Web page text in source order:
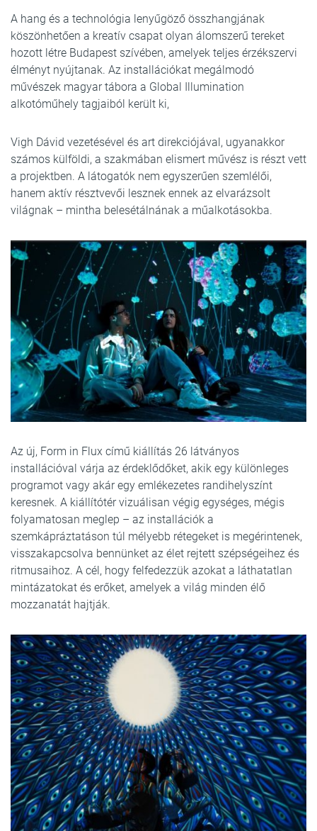
A hang és a technológia lenyűgöző összhangjának
köszönhetően a kreatív csapat olyan álomszerű tereket
hozott létre Budapest szívében, amelyek teljes érzékszervi
élményt nyújtanak. Az installációkat megálmodó
művészek magyar tábora a Global Illumination
alkotóműhely tagjaiból került ki,
Vigh Dávid vezetésével és art direkciójával, ugyanakkor
számos külföldi, a szakmában elismert művész is részt vett
a projektben. A látogatók nem egyszerűen szemlélői,
hanem aktív résztvevői lesznek ennek az elvarázsolt
világnak – mintha belesétálnának a műalkotásokba.
Az új, Form in Flux című kiállítás 26 látványos
installációval várja az érdeklődőket, akik egy különleges
programot vagy akár egy emlékezetes randihelyszínt
keresnek. A kiállítótér vizuálisan végig egységes, mégis
folyamatosan meglep – az installációk a
szemkápráztatáson túl mélyebb rétegeket is megérintenek,
visszakapcsolva bennünket az élet rejtett szépségeihez és
ritmusaihoz. A cél, hogy felfedezzük azokat a láthatatlan
mintázatokat és erőket, amelyek a világ minden élő
mozzanatát hajtják.